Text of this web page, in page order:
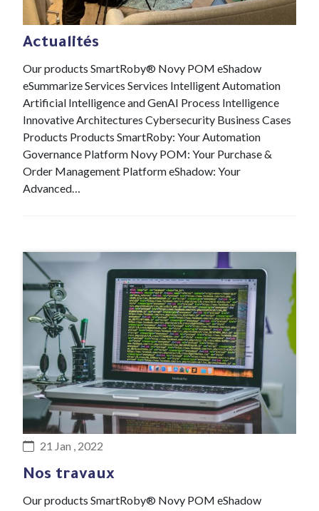
21 Jan , 2022
Actualités
Our products SmartRoby® Novy POM eShadow
eSummarize Services Services Intelligent Automation
Artificial Intelligence and GenAI Process Intelligence
Innovative Architectures Cybersecurity Business Cases
Products Products SmartRoby: Your Automation
Governance Platform Novy POM: Your Purchase &
Order Management Platform eShadow: Your
Advanced…
#R&D Lab
21 Jan , 2022
Nos travaux
Our products SmartRoby® Novy POM eShadow